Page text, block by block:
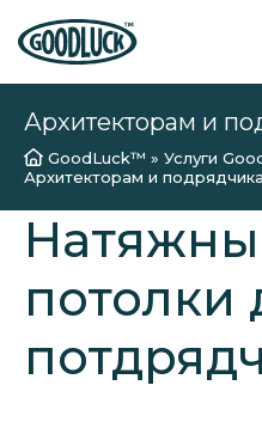
Архитекторам и
GoodLuck™ » Услуги
Архитекторам и
потолки